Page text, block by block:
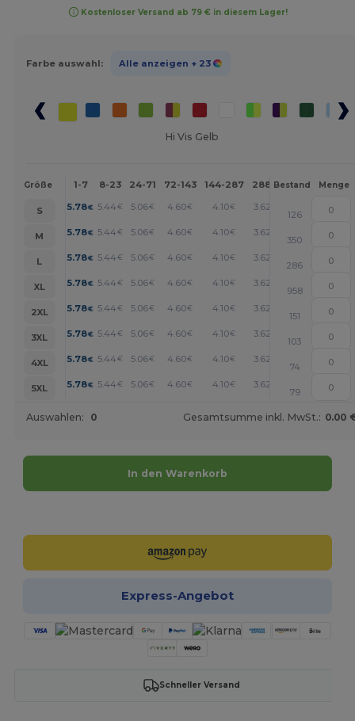
Kostenloser Versand ab 79 € in diesem Lager!
Farbe auswahl: Alle anzeigen + 23
Hi Vis Gelb
Größe 1-7 8-23 24-71 72-143 144-287 288 + Mehr
Bestand Menge
S 5.78€ 5.44€ 5.06€ 4.60€ 4.10€ 3.62 +
126
M
5.78€ 5.44€ 5.06€ 4.60€ 4.10€ 3.62 +
350
L
5.78€ 5.44€ 5.06€ 4.60€ 4.10€ 3.62 +
286
XL
5.78€ 5.44€ 5.06€ 4.60€ 4.10€ 3.62 +
958
2XL
5.78€ 5.44€ 5.06€ 4.60€ 4.10€ 3.62 +
151
3XL
5.78€ 5.44€ 5.06€ 4.60€ 4.10€ 3.62 +
103
4XL
5.78€ 5.44€ 5.06€ 4.60€ 4.10€ 3.62 +
74
5XL
5.78€ 5.44€ 5.06€ 4.60€ 4.10€ 3.62 +
79
Auswahlen: 0 Gesamtsumme inkl. MwSt.: 0.00
In den Warenkorb
Express-Angebot
Schneller Versand